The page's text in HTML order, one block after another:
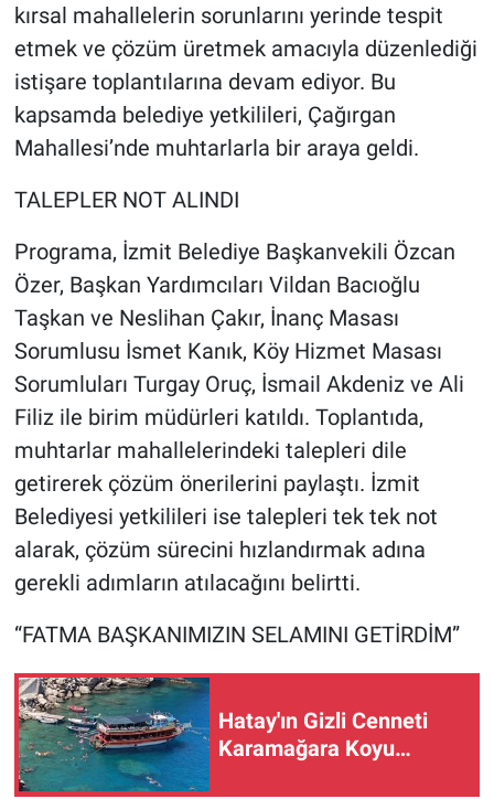
kırsal mahallelerin sorunlarını yerinde tespit
etmek ve çözüm üretmek amacıyla düzenlediği
istişare toplantılarına devam ediyor. Bu
kapsamda belediye yetkilileri, Çağırgan
Mahallesi’nde muhtarlarla bir araya geldi.
TALEPLER NOT ALINDI
Programa, İzmit Belediye Başkanvekili Özcan
Özer, Başkan Yardımcıları Vildan Bacıoğlu
Taşkan ve Neslihan Çakır, İnanç Masası
Sorumlusu İsmet Kanık, Köy Hizmet Masası
Sorumluları Turgay Oruç, İsmail Akdeniz ve Ali
Filiz ile birim müdürleri katıldı. Toplantıda,
muhtarlar mahallelerindeki talepleri dile
getirerek çözüm önerilerini paylaştı. İzmit
Belediyesi yetkilileri ise talepleri tek tek not
alarak, çözüm sürecini hızlandırmak adına
gerekli adımların atılacağını belirtti.
“FATMA BAŞKANIMIZIN SELAMINI GETİRDİM”
Hatay'ın Gizli Cenneti
Karamağara Koyu…